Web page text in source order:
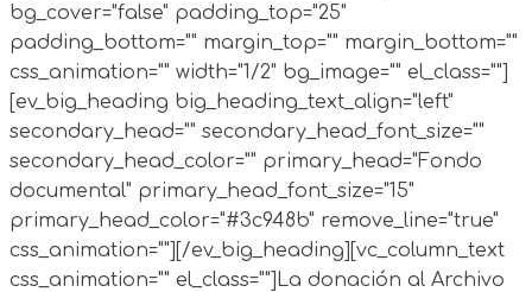
bg_cover="false" padding_top="25"
padding_bottom="" margin_top="" margin_bottom=""
css_animation="" width="1/2" bg_image="" el_class=""]
[ev_big_heading big_heading_text_align="left"
secondary_head="" secondary_head_font_size=""
secondary_head_color="" primary_head="Fondo
documental" primary_head_font_size="15"
primary_head_color="#3c948b" remove_line="true"
css_animation=""][/ev_big_heading][vc_column_text
css_animation="" el_class=""]La donación al Archivo